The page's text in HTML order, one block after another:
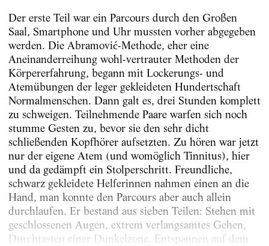
Der erste Teil war ein Parcours durch den Großen
Saal, Smartphone und Uhr mussten vorher abgegeben
werden. Die Abramović-Methode, eher eine
Aneinanderreihung wohl-vertrauter Methoden der
Körpererfahrung, begann mit Lockerungs- und
Atemübungen der leger gekleideten Hundertschaft
Normalmenschen. Dann galt es, drei Stunden komplett
zu schweigen. Teilnehmende Paare warfen sich noch
stumme Gesten zu, bevor sie den sehr dicht
schließenden Kopfhörer aufsetzten. Zu hören war jetzt
nur der eigene Atem (und womöglich Tinnitus), hier
und da gedämpft ein Stolperschritt. Freundliche,
schwarz gekleidete Helferinnen nahmen einen an die
Hand, man konnte den Parcours aber auch allein
durchlaufen. Er bestand aus sieben Teilen: Stehen mit
geschlossenen ­Augen, extrem verlangsamtes Gehen,
Durchtasten einer Dunkelzone, Entspannen auf dem